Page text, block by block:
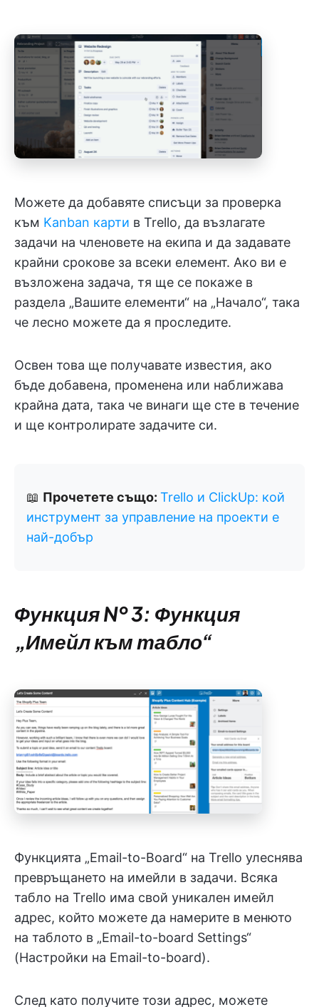
Можете да добавяте списъци за проверка
към Kanban карти в Trello, да възлагате
задачи на членовете на екипа и да задавате
крайни срокове за всеки елемент. Ако ви е
възложена задача, тя ще се покаже в
раздела „Вашите елементи“ на „Начало“, така
че лесно можете да я проследите.
Освен това ще получавате известия, ако
бъде добавена, променена или наближава
крайна дата, така че винаги ще сте в течение
и ще контролирате задачите си.
📖 Прочетете също: Trello и ClickUp: кой
инструмент за управление на проекти е
най-добър
Функция № 3: Функция
„Имейл към табло“
Функцията „Email-to-Board“ на Trello улеснява
превръщането на имейли в задачи. Всяка
табло на Trello има свой уникален имейл
адрес, който можете да намерите в менюто
на таблото в „Email-to-board Settings“
(Настройки на Email-to-board).
След като получите този адрес, можете